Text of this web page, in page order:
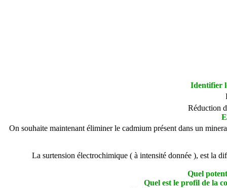
Identifier
Réduction
On souhaite maintenant éliminer le cadmium présent dans un
La surtension électrochimique ( à intensité donnée ), est la
Quel
Quel est le profil de la